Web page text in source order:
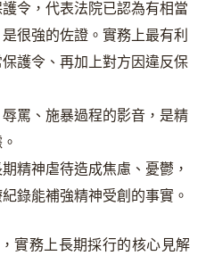
令，代表法院已認為有相當
很強的佐證。實務上最有利
護令、再加上對方因違反保
罵、施暴過程的影音，是精
精神虐待造成焦慮、憂鬱，
錄能補強精神受創的事實。
實務上長期採行的核心見解